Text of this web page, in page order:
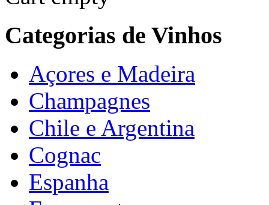
Categorias de Vinhos
Açores e Madeira
Champagnes
Chile e Argentina
Cognac
Espanha